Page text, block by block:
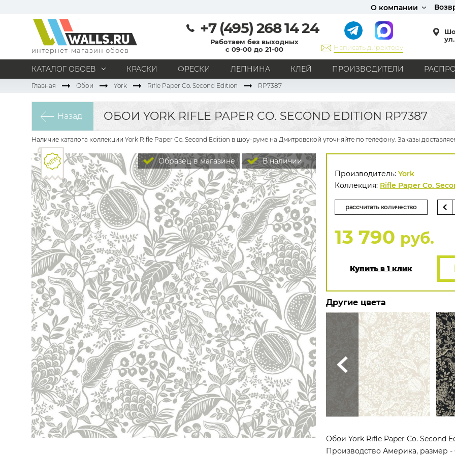
О компании
интернет-магазин обоев
+7 (495) 268 14 24
Работаем без выходных
с 09-00 до 21-00
Написать директору
КАТАЛОГ ОБОЕВ КРАСКИ ФРЕСКИ ЛЕПНИНА КЛЕЙ ПРОИЗВОДИТЕЛИ
МАТЕРИАЛ
Под покраску
Натуральные
Флизелиновые
Виниловые
Бумажные
Текстильные
СТИЛЬ
Кантри
Модерн Прованс Хай-тек
Лофт
Классика
Английский стиль
ПОМЕЩЕНИЕ
Кабинет
Коридор Офис
Гостиная
Спальня
Детская Кухня
Прихожая
Все типы помещений
РИСУНОК
Граффити
Карта мира
Под кирпич
С вензелями
С надписями
Однотонные
Геометрический рисунок
Цветы
Дамаск
В клетку
В полоску Все рисунки
ЦВЕТА
Главная Обои York Rifle Paper Co. Second Edition RP7387
Назад ОБОИ YORK RIFLE PAPER CO. SECOND EDITION RP7387
Наличие каталога коллекции York Rifle Paper Co. Second Edition в шоу-руме на Дмитровской уточняйте по телефону. Заказы
В наличии
Образец в магазине
Производитель: York
Коллекция: Rifle Paper Co.
рассчитать количество
13 790 руб.
Купить в 1 клик
Другие цвета
Обои York Rifle Paper Co. Second
Производство Америка, размер